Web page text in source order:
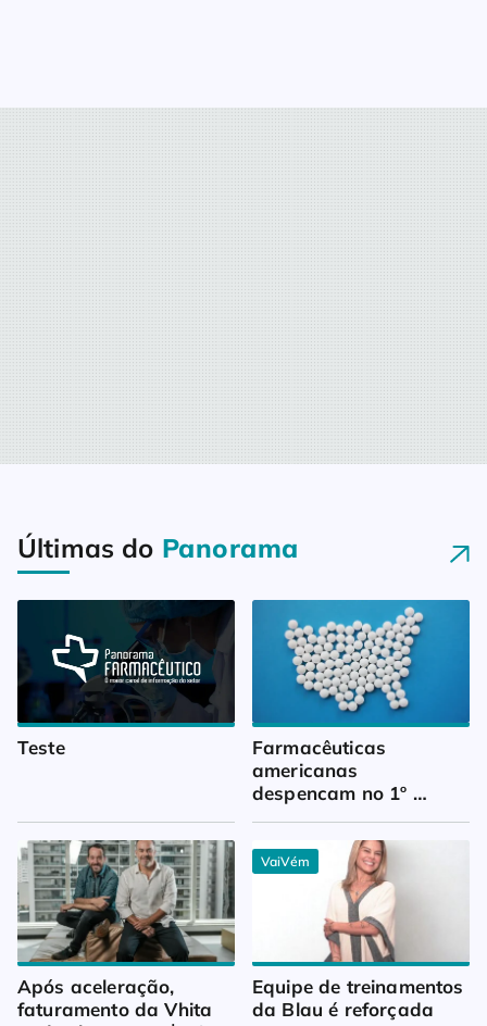
Últimas do Panorama
Teste
Farmacêuticas
americanas
despencam no 1º
Após aceleração,
faturamento da Vhita
VaiVém
Equipe de treinamentos
da Blau é reforçada